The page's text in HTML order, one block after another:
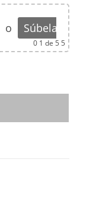
o Súbela
0 1 de 5 5